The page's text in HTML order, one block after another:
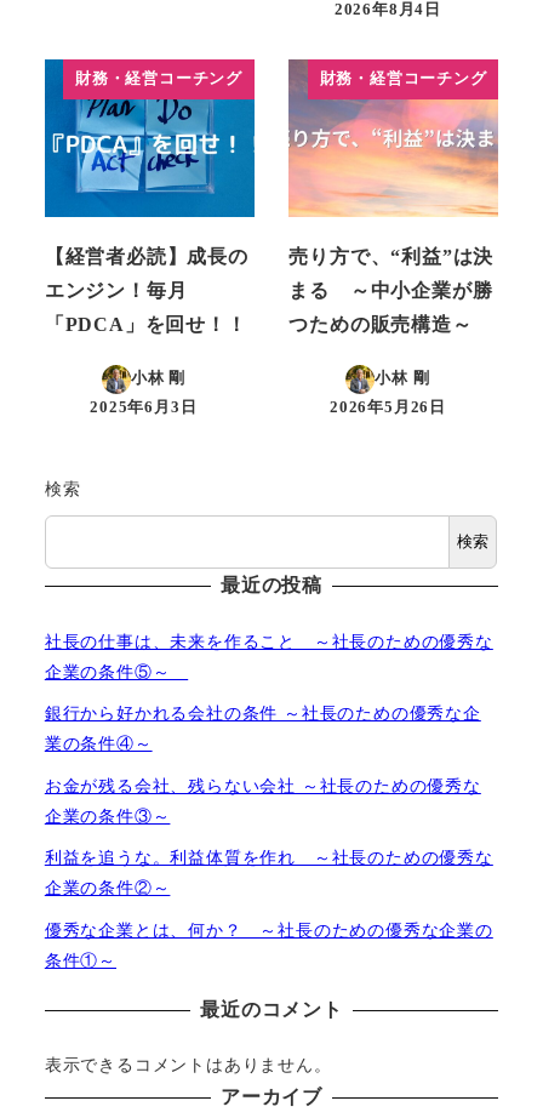
投稿日
2026年8月4日
財務・経営コーチング
【経営者必読】成長の
エンジン！毎月
「PDCA」を回せ！！
小林 剛
投稿日
2025年6月3日
財務・経営コーチング
売り方で、“利益”は決
まる ～中小企業が勝
つための販売構造～
小林 剛
投稿日
2026年5月26日
検索
検索
最近の投稿
社長の仕事は、未来を作ること ～社長のための優秀な
企業の条件⑤～
銀行から好かれる会社の条件 ～社長のための優秀な企
業の条件④～
お金が残る会社、残らない会社 ～社長のための優秀な
企業の条件③～
利益を追うな。利益体質を作れ ～社長のための優秀な
企業の条件②～
優秀な企業とは、何か？ ～社長のための優秀な企業の
条件①～
最近のコメント
表示できるコメントはありません。
アーカイブ